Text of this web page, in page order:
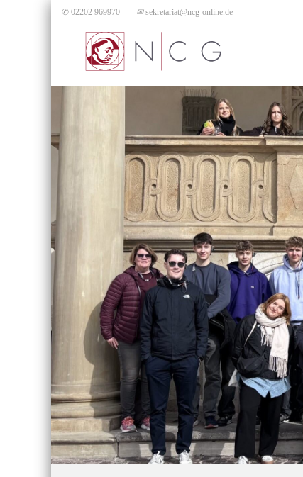
✆ 02202 969970 ✉sekretariat@ncg-online.de